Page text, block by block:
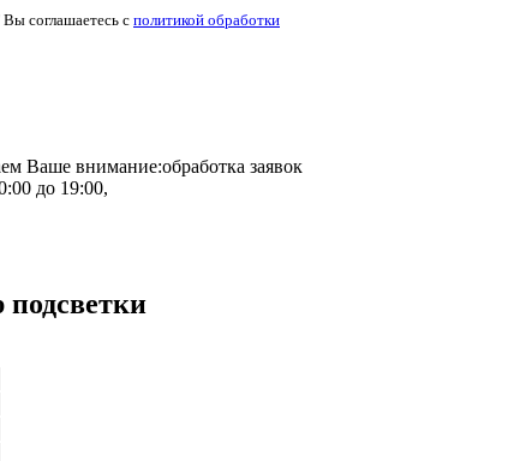
соглашаетесь с политикой обработки
Ваше внимание:обработка заявок
до 19:00,
подсветки